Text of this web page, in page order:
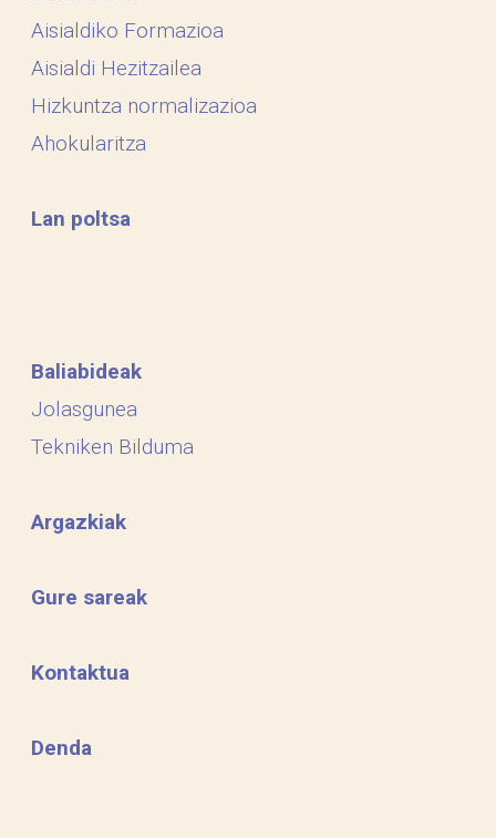
Aisialdiko Formazioa
Aisialdi Hezitzailea
Hizkuntza normalizazioa
Ahokularitza
Lan poltsa
Baliabideak
Jolasgunea
Tekniken Bilduma
Argazkiak
Gure sareak
Kontaktua
Denda